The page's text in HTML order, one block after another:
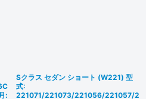
:
Sクラス セダン ショート (W221) 型
式:
221071/221073/221056/221057/2